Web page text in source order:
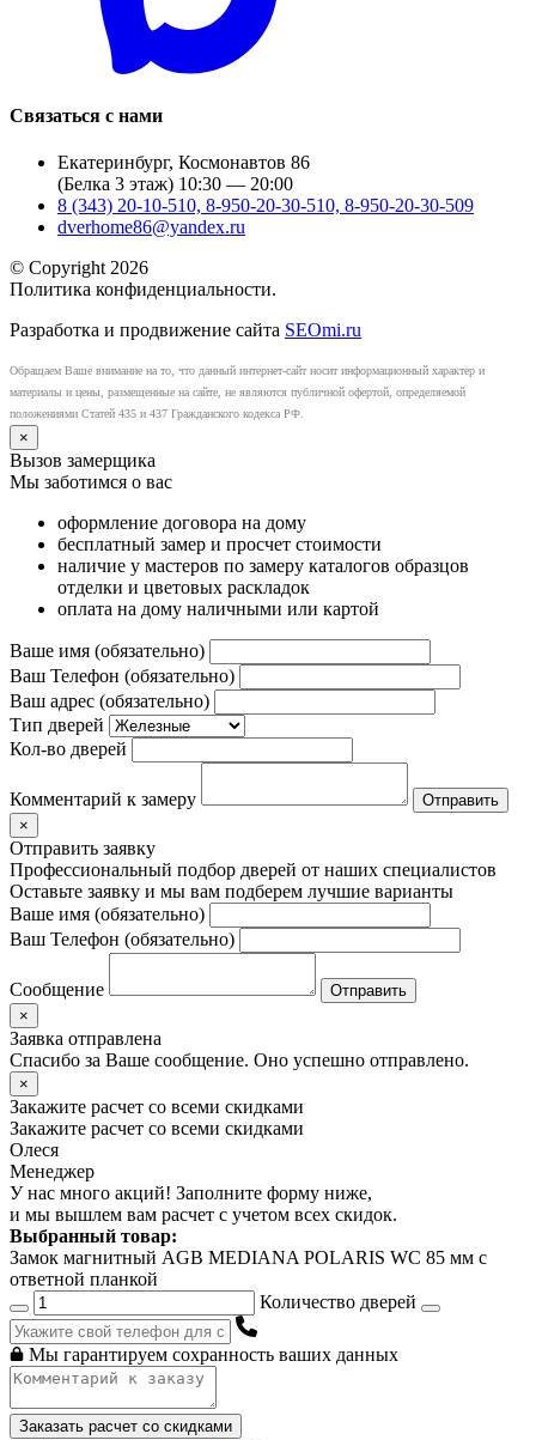
Связаться с нами
Екатеринбург, Космонавтов 86
(Белка 3 этаж) 10:30 — 20:00
8 (343) 20-10-510, 8-950-20-30-510, 8-950-20-30-509
dverhome86@yandex.ru
© Copyright 2026
Политика конфиденциальности.
Разработка и продвижение сайта SEOmi.ru
Обращаем Ваше внимание на то, что данный интернет-сайт носит информационный характер и
материалы и цены, размещенные на сайте, не являются публичной офертой, определяемой
положениями Статей 435 и 437 Гражданского кодекса РФ.
×
Вызов замерщика
Мы заботимся о вас
оформление договора на дому
бесплатный замер и просчет стоимости
наличие у мастеров по замеру каталогов образцов
отделки и цветовых раскладок
оплата на дому наличными или картой
Ваше имя (обязательно)
Ваш Телефон (обязательно)
Ваш адрес (обязательно)
Тип дверей
Кол-во дверей
Комментарий к замеру
×
Отправить заявку
Профессиональный подбор дверей от наших специалистов
Оставьте заявку и мы вам подберем лучшие варианты
Ваше имя (обязательно)
Ваш Телефон (обязательно)
Сообщение
×
Заявка отправлена
Спасибо за Ваше сообщение. Оно успешно отправлено.
×
Закажите расчет со всеми скидками
Закажите расчет со всеми скидками
Олеся
Менеджер
У нас много акций! Заполните форму ниже,
и мы вышлем вам расчет с учетом всех скидок.
Выбранный товар:
Замок магнитный AGB MEDIANA POLARIS WC 85 мм с
ответной планкой
Количество дверей
Мы гарантируем сохранность ваших данных
Заказать расчет со скидками